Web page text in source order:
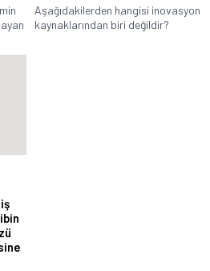
Aşağıdakilerden hangisi inovasyon
kaynaklarından biri değildir?